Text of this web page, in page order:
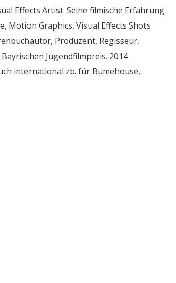
Effects Artist. Seine filmische Erfahrung
Motion Graphics, Visual Effects Shots
Produzent, Regisseur,
Jugendfilmpreis. 2014
international zb. für Bumehouse,